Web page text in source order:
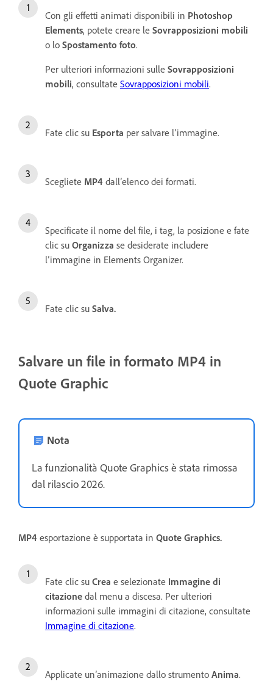
Con gli effetti animati disponibili in Photoshop
Elements, potete creare le Sovrapposizioni mobili
o lo Spostamento foto.
Per ulteriori informazioni sulle Sovrapposizioni
mobili, consultate Sovrapposizioni mobili.
Fate clic su Esporta per salvare l’immagine.
Scegliete MP4 dall’elenco dei formati.
Specificate il nome del file, i tag, la posizione e fate
clic su Organizza se desiderate includere
l’immagine in Elements Organizer.
Fate clic su Salva.
Salvare un file in formato MP4 in
Quote Graphic
Nota
La funzionalità Quote Graphics è stata rimossa
dal rilascio 2026.
MP4 esportazione è supportata in Quote Graphics.
Fate clic su Crea e selezionate Immagine di
citazione dal menu a discesa. Per ulteriori
informazioni sulle immagini di citazione, consultate
Immagine di citazione.
Applicate un’animazione dallo strumento Anima.